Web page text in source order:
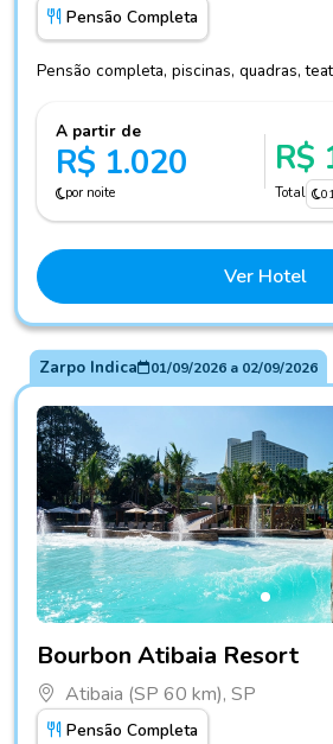
Pensão Completa
Pensão completa, piscinas, quadras,
A partir de
R$ 1.020
por noite
R$
Total
Ver Hotel
Zarpo Indica 01/09/2026a 02/09/2026
Bourbon Atibaia Resort
Atibaia (SP 60 km), SP
Pensão Completa